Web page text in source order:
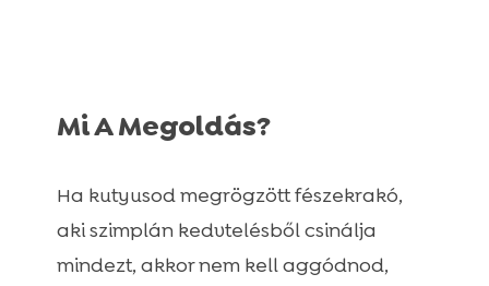
Mi A Megoldás?
Ha kutyusod megrögzött fészekrakó,
aki szimplán kedvtelésből csinálja
mindezt, akkor nem kell aggódnod,